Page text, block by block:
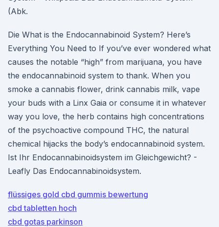
(Abk.
Die What is the Endocannabinoid System? Here’s
Everything You Need to If you’ve ever wondered what
causes the notable “high” from marijuana, you have
the endocannabinoid system to thank. When you
smoke a cannabis flower, drink cannabis milk, vape
your buds with a Linx Gaia or consume it in whatever
way you love, the herb contains high concentrations
of the psychoactive compound THC, the natural
chemical hijacks the body’s endocannabinoid system.
Ist Ihr Endocannabinoidsystem im Gleichgewicht? -
Leafly Das Endocannabinoidsystem.
flüssiges gold cbd gummis bewertung
cbd tabletten hoch
cbd gotas parkinson